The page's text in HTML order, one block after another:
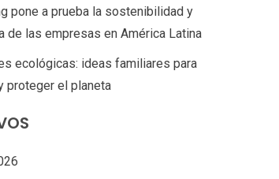
pone a prueba la sostenibilidad y
de las empresas en América Latina
ecológicas: ideas familiares para
proteger el planeta